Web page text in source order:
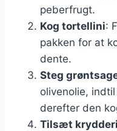
peberfrugt.
Kog tortellini:
pakken for at
dente.
Steg
olivenolie,
derefter den
Tilsæt